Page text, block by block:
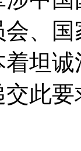
、
坦
此要